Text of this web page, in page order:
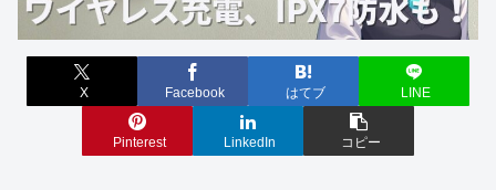
X Facebook はてブ LINE
Pinterest LinkedIn コピー